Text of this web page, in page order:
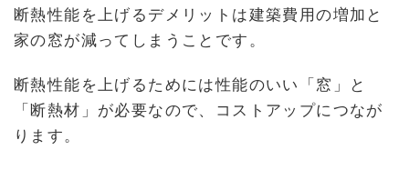
断熱性能を上げるデメリットは建築費用の増加と
家の窓が減ってしまうことです。
断熱性能を上げるためには性能のいい「窓」と
「断熱材」が必要なので、コストアップにつなが
ります。